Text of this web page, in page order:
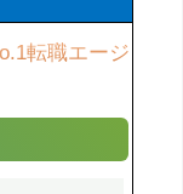
転職エージ